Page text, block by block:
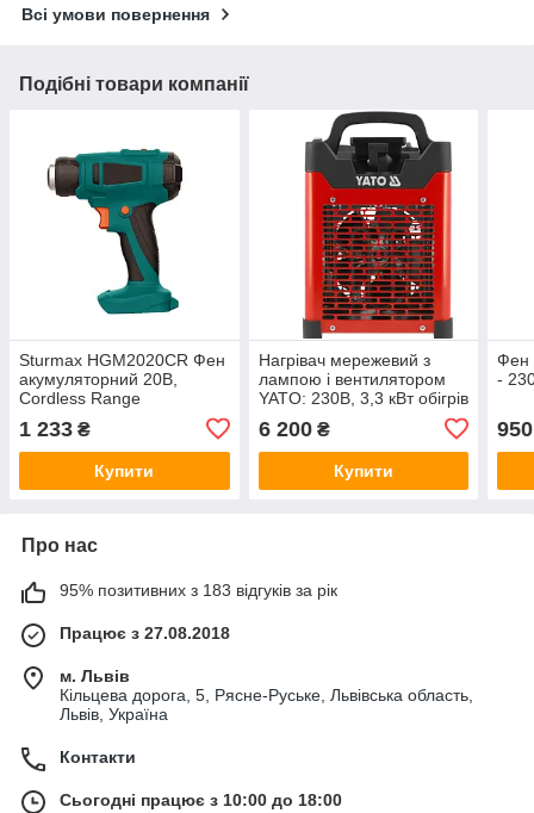
Всі умови повернення
Подібні товари компанії
Sturmax HGM2020CR Фен
акумуляторний 20В,
Cordless Range
1 233 ₴
Купити
Нагрівач мережевий з
лампою і вентилятором
YATO: 230В, 3,3 кВт обігрів
40/2200/3300 Вт YT-99721
6 200₴
Купити
Фен
-
950
Про нас
95% позитивних з 183 відгуків за рік
Працює з 27.08.2018
м. Львів
Кільцева дорога, 5, Рясне-Руське, Львівська область,
Львів, Україна
Контакти
Сьогодні працює з 10:00 до 18:00